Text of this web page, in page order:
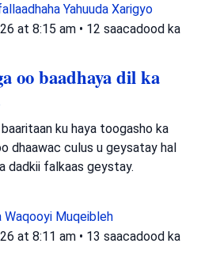
Yahuuda Xarigyo
at 8:15 am • 12 saacadood ka
oo baadhaya dil ka
ku haya toogasho ka
dhaawac culus u geysatay hal
dadkii falkaas geystay.
Waqooyi Muqeibleh
at 8:11 am • 13 saacadood ka